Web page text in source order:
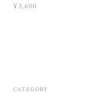
¥3,600
CATEGORY